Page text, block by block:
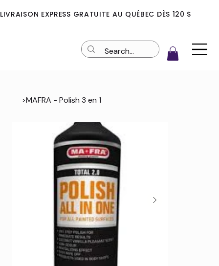
LIVRAISON EXPRESS GRATUITE AU QUÉBEC DÈS 120 $
>MAFRA - Polish 3 en 1